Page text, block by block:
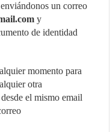
un correo
y
de identidad
momento para
otra
el mismo email